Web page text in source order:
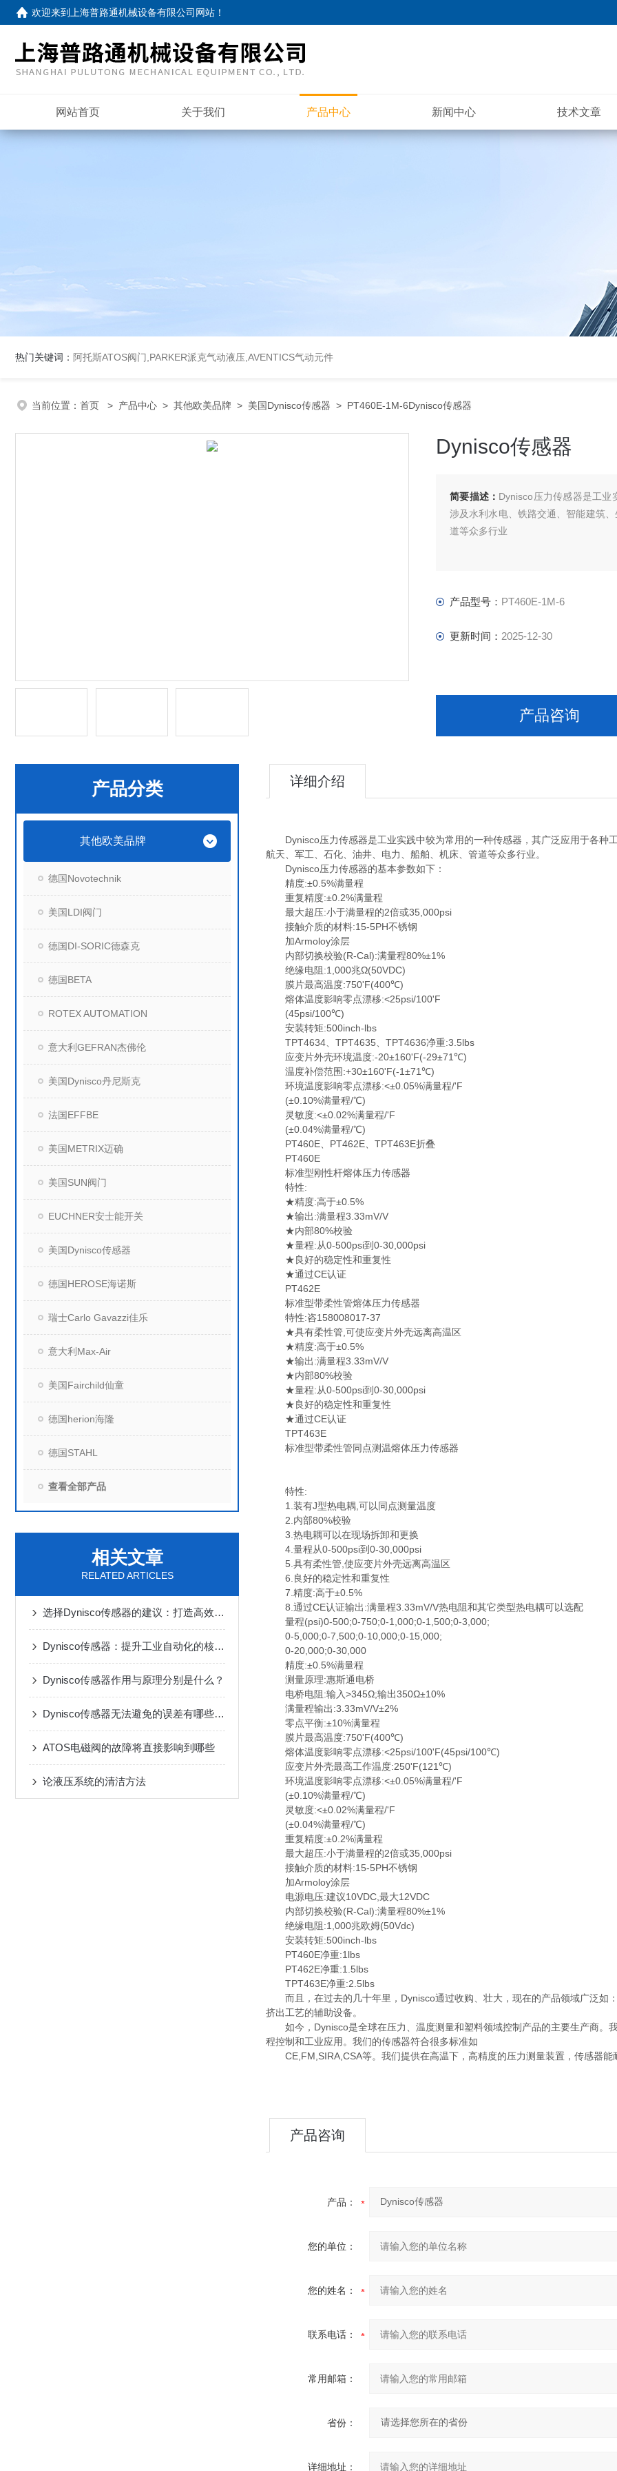
欢迎来到 上海普路通机械设备有限公司网站 ！
网站首页 关于我们 产品中心 新闻中心 技术文章
热门关键词： 阿托斯ATOS阀门,PARKER派克气动液压,AVENTICS气动元件
当前位置： 首页 > 产品中心 > 其他欧美品牌 > 美国Dynisco传感器 > PT460E-1M-6Dynisco传感器
Dynisco传感器
简要描述： Dynisco压力传感器是工业
涉及水利水电、铁路交通、智能建筑
道等众多行业
产品型号： PT460E-1M-6
更新时间： 2025-12-30
产品咨询
产品分类
其他欧美品牌
德国Novotechnik
美国LDI阀门
德国DI-SORIC德森克
德国BETA
ROTEX AUTOMATION
意大利GEFRAN杰佛伦
美国Dynisco丹尼斯克
法国EFFBE
美国METRIX迈确
美国SUN阀门
EUCHNER安士能开关
美国Dynisco传感器
德国HEROSE海诺斯
瑞士Carlo Gavazzi佳乐
意大利Max-Air
美国Fairchild仙童
德国herion海隆
德国STAHL
查看全部产品
相关文章
RELATED ARTICLES
选择Dynisco传感器的建议：打造高效的生产环境
Dynisco传感器：提升工业自动化的核心力量
Dynisco传感器作用与原理分别是什么？
Dynisco传感器无法避免的误差有哪些呢？
ATOS电磁阀的故障将直接影响到哪些
论液压系统的清洁方法
详细介绍
Dynisco压力传感器是工业实践中较为常用的一种传感器，其广泛应用于各种
航天、军工、石化、油井、电力、船舶、机床、管道等众多行业。
Dynisco压力传感器的基本参数如下：
精度:±0.5%满量程
重复精度:±0.2%满量程
最大超压:小于满量程的2倍或35,000psi
接触介质的材料:15-5PH不锈钢
加Armoloy涂层
内部切换校验(R-Cal):满量程80%±1%
绝缘电阻:1,000兆Ω(50VDC)
膜片最高温度:750'F(400℃)
熔体温度影响零点漂移:<25psi/100'F
(45psi/100℃)
安装转矩:500inch-lbs
TPT4634、TPT4635、TPT4636净重:3.5lbs
应变片外壳环境温度:-20±160'F(-29±71℃)
温度补偿范围:+30±160'F(-1±71℃)
环境温度影响零点漂移:<±0.05%满量程/'F
(±0.10%满量程/℃)
灵敏度:<±0.02%满量程/'F
(±0.04%满量程/℃)
PT460E、PT462E、TPT463E折叠
PT460E
标准型刚性杆熔体压力传感器
特性:
★精度:高于±0.5%
★输出:满量程3.33mV/V
★内部80%校验
★量程:从0-500psi到0-30,000psi
★良好的稳定性和重复性
★通过CE认证
PT462E
标准型带柔性管熔体压力传感器
特性:咨158008017-37
★具有柔性管,可使应变片外壳远离高温区
★精度:高于±0.5%
★输出:满量程3.33mV/V
★内部80%校验
★量程:从0-500psi到0-30,000psi
★良好的稳定性和重复性
★通过CE认证
TPT463E
标准型带柔性管同点测温熔体压力传感器
特性:
1.装有J型热电耦,可以同点测量温度
2.内部80%校验
3.热电耦可以在现场拆卸和更换
4.量程从0-500psi到0-30,000psi
5.具有柔性管,使应变片外壳远离高温区
6.良好的稳定性和重复性
7.精度:高于±0.5%
8.通过CE认证输出:满量程3.33mV/V热电阻和其它类型热电耦可以选配
量程(psi)0-500;0-750;0-1,000;0-1,500;0-3,000;
0-5,000;0-7,500;0-10,000;0-15,000;
0-20,000;0-30,000
精度:±0.5%满量程
测量原理:惠斯通电桥
电桥电阻:输入>345Ω;输出350Ω±10%
满量程输出:3.33mV/V±2%
零点平衡:±10%满量程
膜片最高温度:750'F(400℃)
熔体温度影响零点漂移:<25psi/100'F(45psi/100℃)
应变片外壳最高工作温度:250'F(121℃)
环境温度影响零点漂移:<±0.05%满量程/'F
(±0.10%满量程/℃)
灵敏度:<±0.02%满量程/'F
(±0.04%满量程/℃)
重复精度:±0.2%满量程
最大超压:小于满量程的2倍或35,000psi
接触介质的材料:15-5PH不锈钢
加Armoloy涂层
电源电压:建议10VDC,最大12VDC
内部切换校验(R-Cal):满量程80%±1%
绝缘电阻:1,000兆欧姆(50Vdc)
安装转矩:500inch-lbs
PT460E净重:1lbs
PT462E净重:1.5lbs
TPT463E净重:2.5lbs
而且，在过去的几十年里，Dynisco通过收购、壮大，现在的产品领域广泛如
挤出工艺的辅助设备。
如今，Dynisco是全球在压力、温度测量和塑料领域控制产品的主要生产商。
程控制和工业应用。我们的传感器符合很多标准如
CE,FM,SIRA,CSA等。我们提供在高温下，高精度的压力测量装置，传感器能
产品咨询
产品：
您的单位：
您的姓名：
联系电话：
常用邮箱：
省份：
详细地址：